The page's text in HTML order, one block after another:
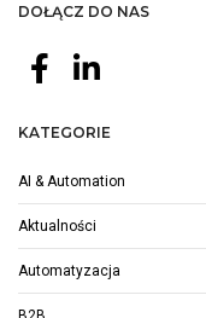
DOŁĄCZ DO NAS
KATEGORIE
AI & Automation
Aktualności
Automatyzacja